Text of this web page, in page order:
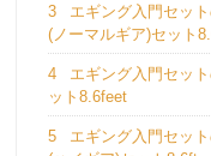
3
エギング入門セッ
(ノーマルギア)セット
4
エギング入門セッ
ット8.6feet
5
エギング入門セッ